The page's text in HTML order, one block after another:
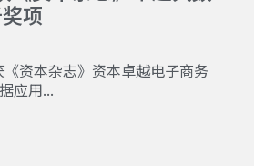
项
资本杂志》资本卓越电子商务
应用...